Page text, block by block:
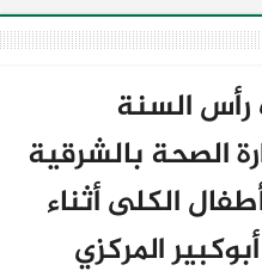
رأس السنة
الصحة بالشرقية
الكلى أثناء
المركزي